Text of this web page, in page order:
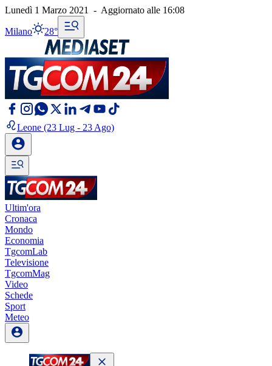
Lunedì 1 Marzo 2021 - Aggiornato alle 16:08
Milano 28°
Leone (23 Lug - 23 Ago)
Ultim'ora
Cronaca
Mondo
Economia
TgcomLab
Televisione
TgcomMag
Video
Schede
Sport
Meteo